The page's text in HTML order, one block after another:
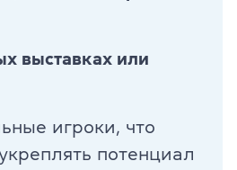
выставках или
игроки, что
потенциал